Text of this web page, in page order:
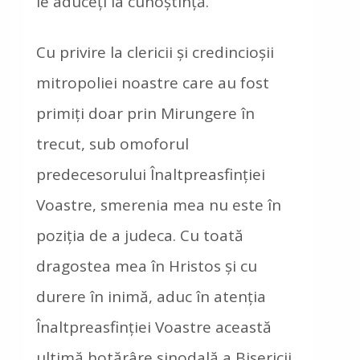
Cu privire la clericii și credincioșii
mitropoliei noastre care au fost
primiți doar prin Mirungere în
trecut, sub omoforul
predecesorului Înaltpreasfinției
Voastre, smerenia mea nu este în
poziția de a judeca. Cu toată
dragostea mea în Hristos și cu
durere în inimă, aduc în atenția
Înaltpreasfinției Voastre această